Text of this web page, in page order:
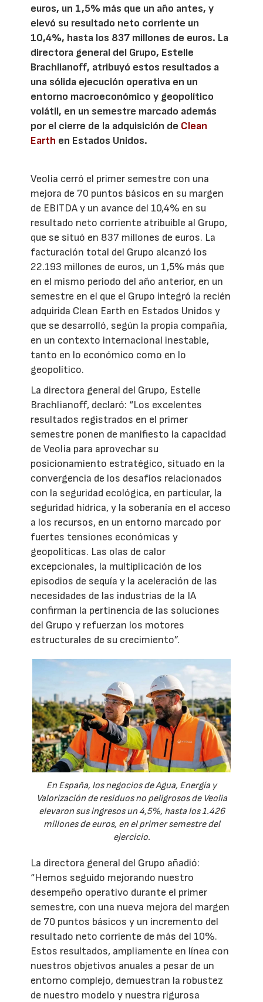
euros, un 1,5% más que un año antes, y
elevó su resultado neto corriente un
10,4%, hasta los 837 millones de euros. La
directora general del Grupo, Estelle
Brachlianoff, atribuyó estos resultados a
una sólida ejecución operativa en un
entorno macroeconómico y geopolítico
volátil, en un semestre marcado además
por el cierre de la adquisición de Clean
Earth en Estados Unidos.
Veolia cerró el primer semestre con una
mejora de 70 puntos básicos en su margen
de EBITDA y un avance del 10,4% en su
resultado neto corriente atribuible al Grupo,
que se situó en 837 millones de euros. La
facturación total del Grupo alcanzó los
22.193 millones de euros, un 1,5% más que
en el mismo periodo del año anterior, en un
semestre en el que el Grupo integró la recién
adquirida Clean Earth en Estados Unidos y
que se desarrolló, según la propia compañía,
en un contexto internacional inestable,
tanto en lo económico como en lo
geopolítico.
La directora general del Grupo, Estelle
Brachlianoff, declaró: “Los excelentes
resultados registrados en el primer
semestre ponen de manifiesto la capacidad
de Veolia para aprovechar su
posicionamiento estratégico, situado en la
convergencia de los desafíos relacionados
con la seguridad ecológica, en particular, la
seguridad hídrica, y la soberanía en el acceso
a los recursos, en un entorno marcado por
fuertes tensiones económicas y
geopolíticas. Las olas de calor
excepcionales, la multiplicación de los
episodios de sequía y la aceleración de las
necesidades de las industrias de la IA
confirman la pertinencia de las soluciones
del Grupo y refuerzan los motores
estructurales de su crecimiento”.
En España, los negocios de Agua, Energía y
Valorización de residuos no peligrosos de Veolia
elevaron sus ingresos un 4,5%, hasta los 1.426
millones de euros, en el primer semestre del
ejercicio.
La directora general del Grupo añadió:
“Hemos seguido mejorando nuestro
desempeño operativo durante el primer
semestre, con una nueva mejora del margen
de 70 puntos básicos y un incremento del
resultado neto corriente de más del 10%.
Estos resultados, ampliamente en línea con
nuestros objetivos anuales a pesar de un
entorno complejo, demuestran la robustez
de nuestro modelo y nuestra rigurosa